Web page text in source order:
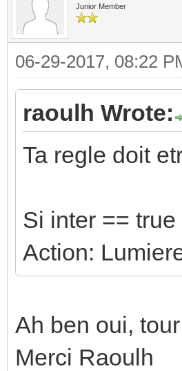
Junior Member
06-29-2017, 08:22
raoulh Wrote:
Ta regle doit
Si inter == true
Action:
Ah ben oui,
Merci Raoulh